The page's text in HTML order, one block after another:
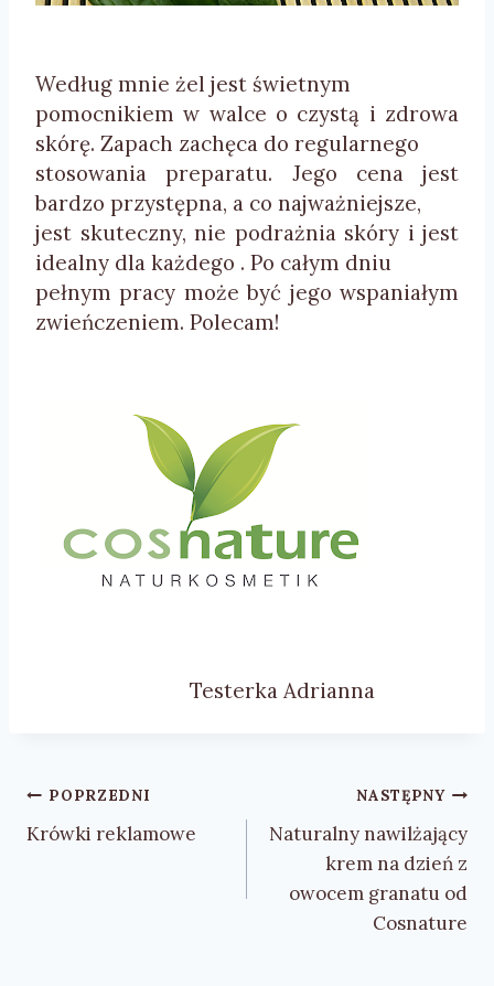
Według mnie żel jest świetnym
pomocnikiem w walce o czystą i zdrowa
skórę. Zapach zachęca do regularnego
stosowania preparatu. Jego cena jest
bardzo przystępna, a co najważniejsze,
jest skuteczny, nie podrażnia skóry i jest
idealny dla każdego . Po całym dniu
pełnym pracy może być jego wspaniałym
zwieńczeniem. Polecam!
Testerka Adrianna
Nawigacja
wpisu
POPRZEDNI
Krówki reklamowe
NASTĘPNY
Naturalny nawilżający
krem na dzień z
owocem granatu od
Cosnature